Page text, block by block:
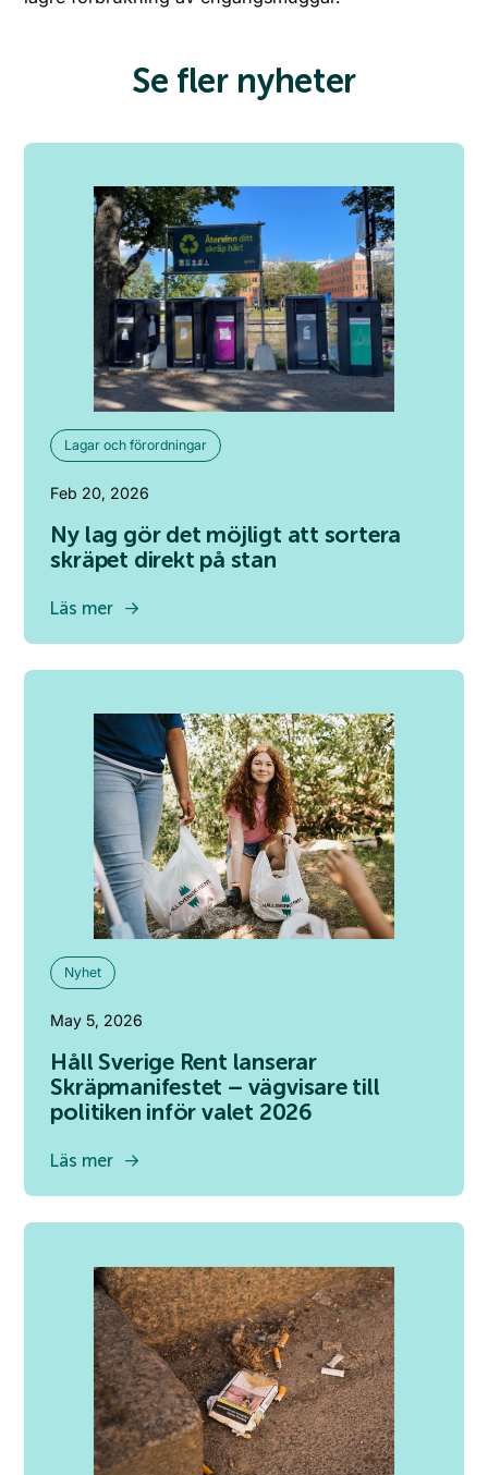
Se fler nyheter
Lagar och förordningar
Feb 20, 2026
Ny lag gör det möjligt att sortera
skräpet direkt på stan
Läs mer
Nyhet
May 5, 2026
Håll Sverige Rent lanserar
Skräpmanifestet – vägvisare till
politiken inför valet 2026
Läs mer